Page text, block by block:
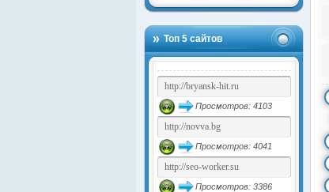
Топ 5 сайтов
Просмотров: 4103
Просмотров: 4041
Просмотров: 3386